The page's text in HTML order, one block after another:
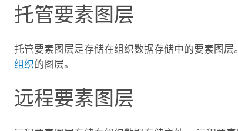
托管要素图层
托管要素图层是存储在组织数据存储中的要素图
组织的图层。
远程要素图层